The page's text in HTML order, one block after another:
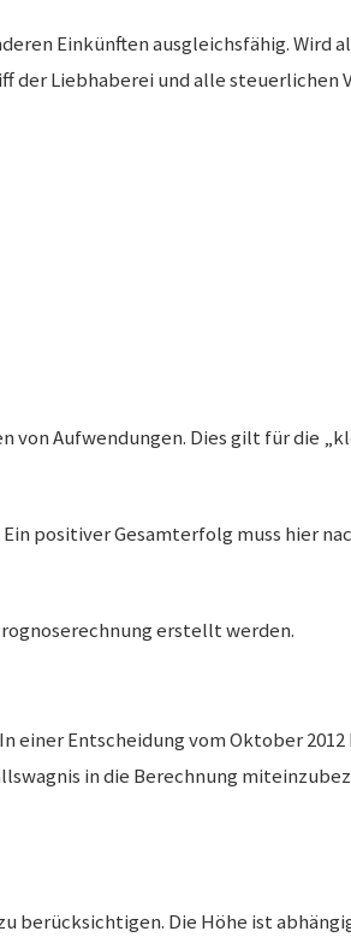
Einkünften ausgleichsfähig. Wird
der Liebhaberei und alle steuerlichen
von Aufwendungen. Dies gilt für die
positiver Gesamterfolg muss hier
erstellt werden.
einer Entscheidung vom Oktober 2012
in die Berechnung
berücksichtigen. Die Höhe ist